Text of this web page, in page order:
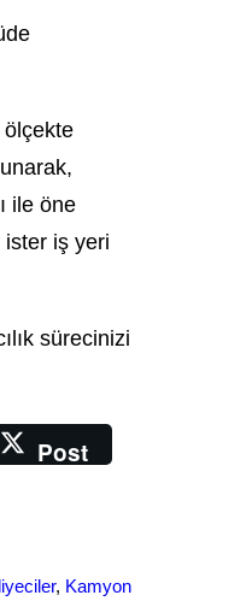
ölçekte
ile öne
ister iş yeri
sürecinizi
Post
, Kamyon